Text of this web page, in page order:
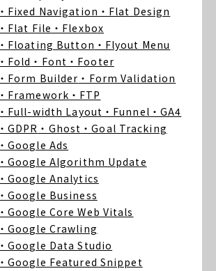
・Fixed Navigation ・Flat Design
・Flat File ・Flexbox
・Floating Button ・Flyout Menu
・Fold ・Font ・Footer
・Form Builder ・Form Validation
・Framework ・FTP
・Full-width Layout ・Funnel ・GA4
・GDPR ・Ghost ・Goal Tracking
・Google Ads
・Google Algorithm Update
・Google Analytics
・Google Business
・Google Core Web Vitals
・Google Crawling
・Google Data Studio
・Google Featured Snippet